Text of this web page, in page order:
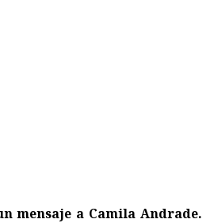
mensaje a Camila Andrade.